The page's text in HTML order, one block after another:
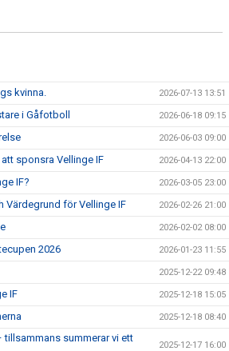
kvinna. 2026-07-13 13:51
i Gåfotboll 2026-06-18 09:15
2026-06-03 09:00
sponsra Vellinge IF 2026-04-13 22:00
IF? 2026-03-05 23:00
Värdegrund för Vellinge IF 2026-02-26 21:00
2026-02-02 08:00
2026 2026-01-23 11:55
2025-12-22 09:48
IF 2025-12-18 15:05
2025-12-18 08:40
tillsammans summerar vi ett
2025-12-17 16:00